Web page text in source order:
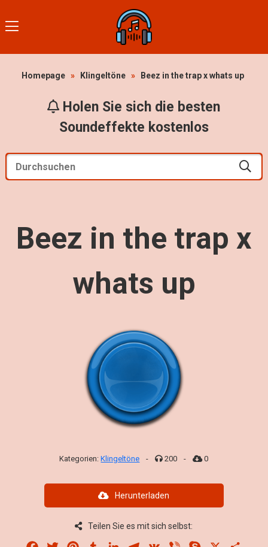
Homepage » Klingeltöne » Beez in the trap x whats up
Holen Sie sich die besten
Soundeffekte kostenlos
Beez in the trap x
whats up
Kategorien:Klingeltöne - 200 - 0
Herunterladen
Teilen Sie es mit sich selbst: